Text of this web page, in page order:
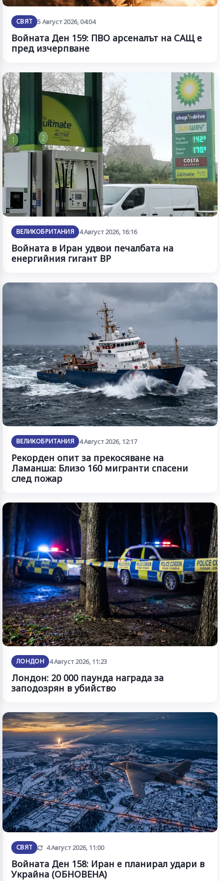
СВЯТ 5 Август 2026, 04:04
Войната Ден 159: ПВО арсеналът на САЩ е
пред изчерпване
ВЕЛИКОБРИТАНИЯ 4 Август 2026, 16:16
Войната в Иран удвои печалбата на
енергийния гигант BP
ВЕЛИКОБРИТАНИЯ 4 Август 2026, 12:17
Рекорден опит за прекосяване на
Ламанша: Близо 160 мигранти спасени
след пожар
ЛОНДОН 4 Август 2026, 11:23
Лондон: 20 000 паунда награда за
заподозрян в убийство
СВЯТ Обновена
4 Август 2026, 11:00
Войната Ден 158: Иран е планирал удари в
Украйна (ОБНОВЕНА)